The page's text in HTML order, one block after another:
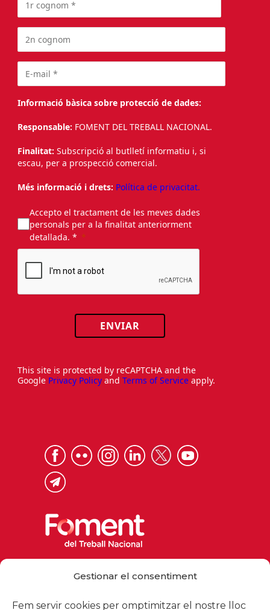
Gestionar el consentiment
Fem servir cookies per omptimitzar el nostre lloc
Informació bàsica sobre protecció de dades:
Responsable: FOMENT DEL TREBALL NACIONAL.
Finalitat: Subscripció al butlletí informatiu i, si
escau, per a prospecció comercial.
Més informació i drets: Política de privacitat.
Accepto el tractament de les meves dades
personals per a la finalitat anteriorment
detallada. *
ENVIAR
This site is protected by reCAPTCHA and the
Google Privacy Policy and Terms of Service apply.
foment@foment.com